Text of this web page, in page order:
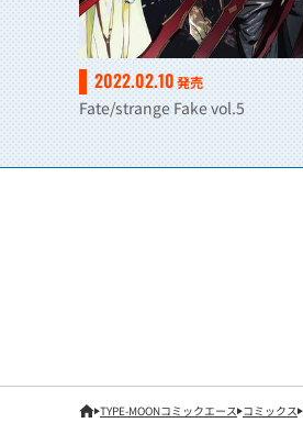
2022.02.10発売
Fate/strange Fake vol.5
TYPE-MOONコミックエース コミックス